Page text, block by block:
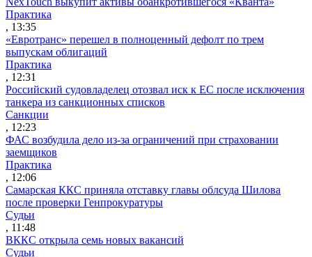
Практика
, 13:35
«Евротранс» перешел в полноценный дефолт по трем
выпускам облигаций
Практика
, 12:31
Российский судовладелец отозвал иск к ЕС после исключения
танкера из санкционных списков
Санкции
, 12:23
ФАС возбудила дело из-за ограничений при страховании
заемщиков
Практика
, 12:06
Самарская ККС приняла отставку главы облсуда Шилова
после проверки Генпрокуратуры
Судьи
, 11:48
ВККС открыла семь новых вакансий
Судьи